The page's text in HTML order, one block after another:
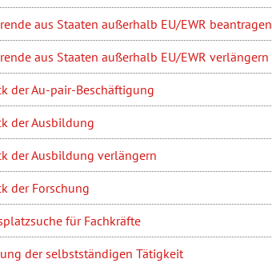
aus Staaten außerhalb EU/EWR beantragen
aus Staaten außerhalb EU/EWR verlängern
der Au-pair-Beschäftigung
der Ausbildung
der Ausbildung verlängern
der Forschung
für Fachkräfte
der selbstständigen Tätigkeit